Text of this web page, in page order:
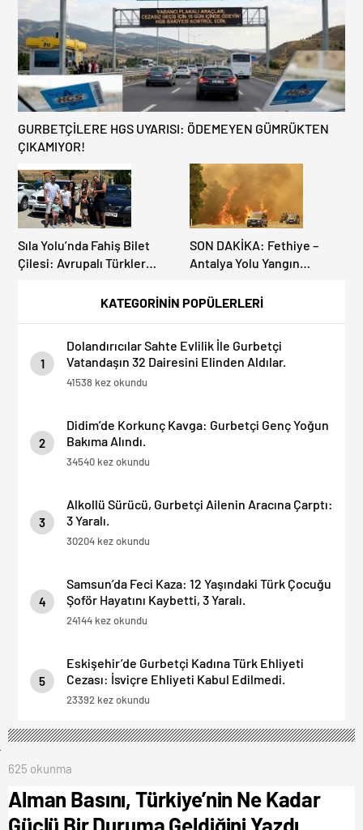
KATEGORİNİN POPÜLERLERİ
1
Dolandırıcılar Sahte Evlilik İle Gurbetçi
Vatandaşın 32 Dairesini Elinden Aldılar.
41538 kez okundu
2
Didim’de Korkunç Kavga: Gurbetçi Genç Yoğun
Bakıma Alındı.
34540 kez okundu
3
Alkollü Sürücü, Gurbetçi Ailenin Aracına Çarptı:
3 Yaralı.
30204 kez okundu
4
Samsun’da Feci Kaza: 12 Yaşındaki Türk Çocuğu
Şoför Hayatını Kaybetti, 3 Yaralı.
24144 kez okundu
5
Eskişehir’de Gurbetçi Kadına Türk Ehliyeti
Cezası: İsviçre Ehliyeti Kabul Edilmedi.
23392 kez okundu
GURBETÇİLERE HGS UYARISI: ÖDEMEYEN GÜMRÜKTEN
ÇIKAMIYOR!
Sıla Yolu’nda Fahiş Bilet
Çilesi: Avrupalı Türkler
Gümrükler Kilitlendi!
SON DAKİKA: Fethiye –
Antalya Yolu Yangın
Kapatıldı! Tahliyeler
625 okunma
Alman Basını, Türkiye’nin Ne Kadar
Güçlü Bir Duruma Geldiğini Yazdı.